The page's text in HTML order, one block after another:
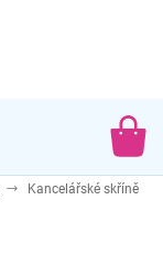
Kancelářské skříně